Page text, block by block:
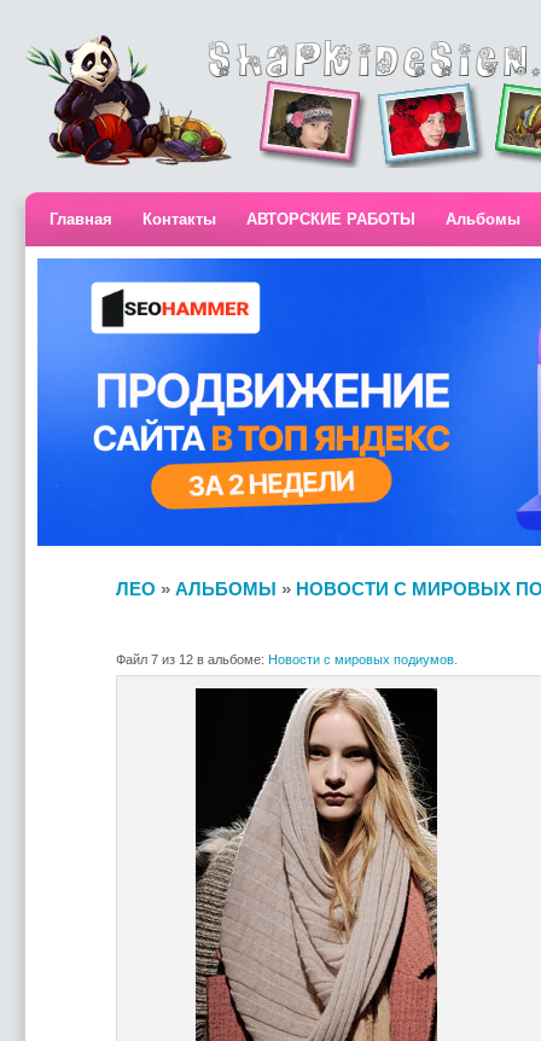
Главная Контакты АВТОРСКИЕ РАБОТЫ Альбомы
ЛЕО » АЛЬБОМЫ » НОВОСТИ С МИРОВЫХ
Файл 7 из 12 в альбоме: Новости с мировых подиумов.